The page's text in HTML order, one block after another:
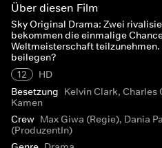
Über diesen Film
Sky Original Drama: Zwei
bekommen die einmalige
Weltmeisterschaft teilzunehmen.
beilegen?
12
HD
Besetzung Kelvin Clark, Charles
Kamen
Crew Max Giwa (Regie), Dania
(ProduzentIn)